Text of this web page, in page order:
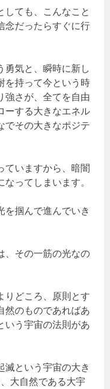
しても、こんなこと
念だったらすぐに行
勇気と、瞬時に新し
を持って今という時
強さが、全てを自由
ーする大きなエネル
でその大きなポジテ
ていますから、暗闇
ってしまいます。
を掴んで進んでいき
、その一筋の光なの
りどころ、原則とす
然のものであればあ
いう宇宙の法則があ
滅という宇宙の大き
大自然である大宇